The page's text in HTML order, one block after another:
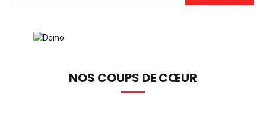
NOS COUPS DE CŒUR